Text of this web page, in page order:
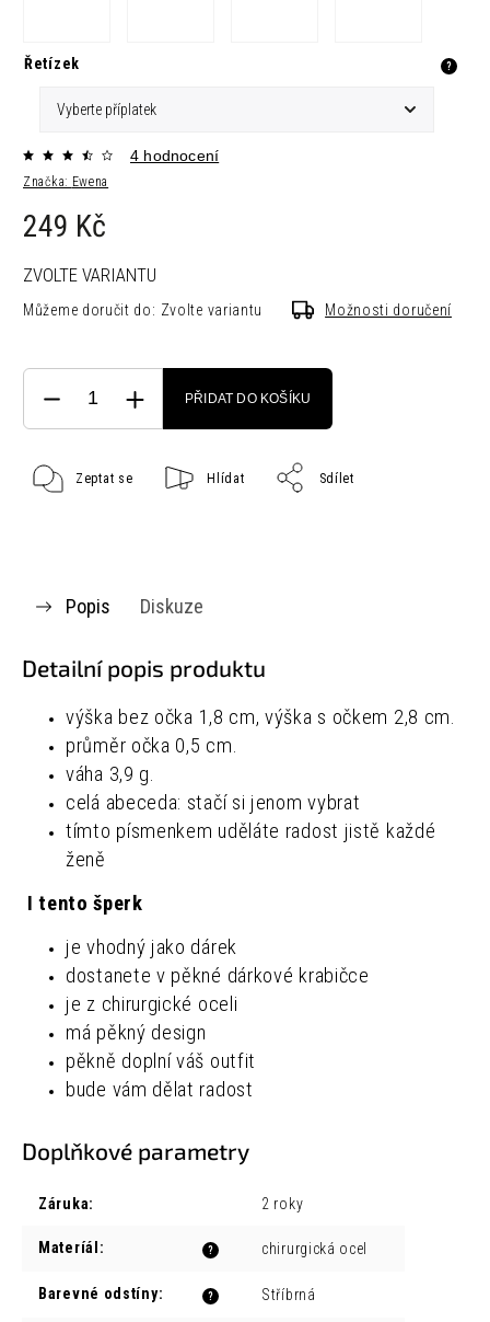
Řetízek ?
Značka: Ewena
4 hodnocení
249 Kč
ZVOLTE VARIANTU
Můžeme doručit do: Zvolte variantu Možnosti doručení
PŘIDAT DO KOŠÍKU
Zeptat se Hlídat Sdílet
Popis Diskuze
Detailní popis produktu
výška bez očka 1,8 cm, výška s očkem 2,8 cm.
průměr očka 0,5 cm.
váha 3,9 g.
celá abeceda: stačí si jenom vybrat
tímto písmenkem uděláte radost jistě každé
ženě
I tento šperk
je vhodný jako dárek
dostanete v pěkné dárkové krabičce
je z chirurgické oceli
má pěkný design
pěkně doplní váš outfit
bude vám dělat radost
Doplňkové parametry
Záruka: 2 roky
?
Materíál : chirurgická ocel
?
Barevné odstíny: Stříbrná